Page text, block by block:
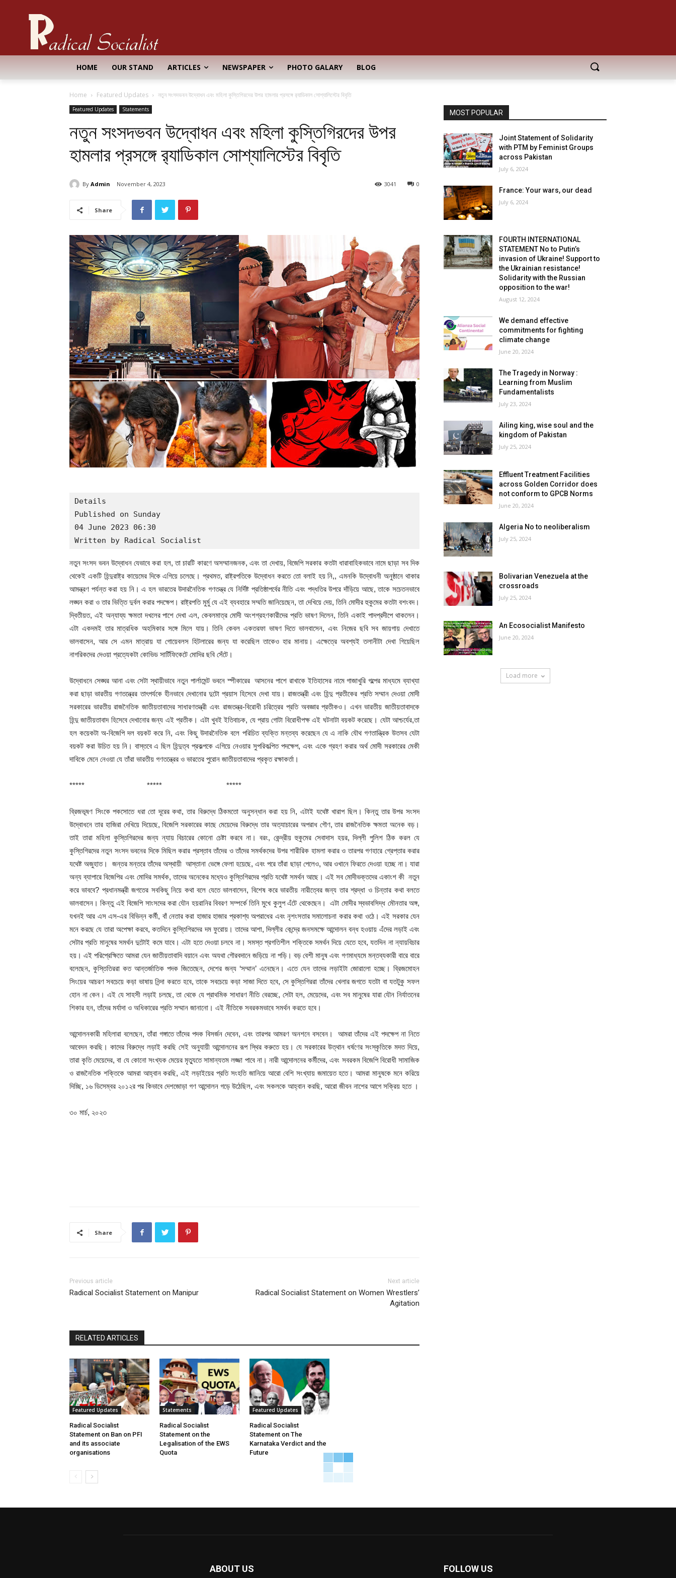
HOME OUR STAND ARTICLES NEWSPAPER PHOTO GALARY BLOG
Home Featured Updates নতুন সংসদভবন উদ্বোধন এবং মহিলা কুস্তিগিরদের উপর হামলার প্রসঙ্গে র‍্যাডিকাল সোশ্যালিস্টের বিবৃতি
Featured Updates Statements
নতুন সংসদভবন উদ্বোধন এবং মহিলা কুস্তিগিরদের উপর
হামলার প্রসঙ্গে র‍্যাডিকাল সোশ্যালিস্টের বিবৃতি
By Admin November 4, 2023 0
3041
Share
Details
Published on Sunday
04 June 2023 06:30
Written by Radical Socialist
নতুন সংসদ ভবন উদ্বোধন যেভাবে করা হল, তা চারটি কারণে অসম্মানজনক, এবং তা দেখায়, বিজেপি সরকার কতটা ধারাবাহিকভাবে নামে ছাড়া সব দিক
থেকেই একটি হিন্দুরাষ্ট্র কায়েমের দিকে এগিয়ে চলেছে। প্রথমত, রাষ্ট্রপতিকে উদ্বোধন করতে তো বলাই হয় নি,, এমনকি উদ্বোধনী অনুষ্ঠানে থাকার
আমন্ত্রণ পর্যন্ত করা হয় নি। এ হল ভারতের উদারনৈতিক গণতন্ত্র যে নির্দিষ্ট প্রতিষ্ঠাপর্বের নীতি এবং পদ্ধতির উপরে দাঁড়িয়ে আছে, তাকে সচেতনভাবে
লঙ্ঘন করা ও তার ভিত্তি দুর্বল করার পদক্ষেপ। রাষ্ট্রপতি মুর্মু যে এই ব্যবহারে সম্মতি জানিয়েছেন, তা দেখিয়ে দেয়, তিনি মোদীর হুকুমের কতটা বশংবদ।
দ্বিতীয়ত, এই অন্যায্য ক্ষমতা দখলের পাশে দেখা এল, কেবলমাত্র মোদী অংশগ্রহণকারীদের প্রতি ভাষণ দিলেন, তিনি একাই পাদপ্রদীপে থাকলেন।
এটা একদমই তার মাত্রধিক অহমিকার সঙ্গে মিলে যায়। তিনি কেবল একতরফা ভাষণ দিতে ভালবাসেন, এবং নিজের ছবি সব জায়গায় দেখাতে
ভালবাসেন, আর সে এমন মাত্রায় যা গোয়েবলস হিটলারের জন্য যা করেছিল তাকেও হার মানায়। এক্ষেত্রে অবশ্যই তলানীটা দেখা গিয়েছিল
নাগরিকদের দেওয়া প্রত্যেকটা কোভিড সার্টিফিকেটে মোদির ছবি সেঁটে।
উদ্বোধনে সেঙ্ঘর আনা এবং সেটা স্থায়ীভাবে নতুন পার্লামেন্ট ভবনে স্পীকারের আসনের পাশে রাখাকে ইতিহাসের নামে গাজাখুরি গল্পের মাধ্যমে ব্যাখ্যা
করা ছাড়া ভারতীয় গণতন্ত্রের তাৎপর্যকে হীনভাবে দেখানোর দুটো প্রয়াস হিসেবে দেখা যায়। রাজতন্ত্রী এবং হিন্দু প্রতীকের প্রতি সম্মান দেওয়া মোদী
সরকারের ভারতীয় রাজনৈতিক জাতীয়তাবাদের সাধারণতন্ত্রী এবং রাজতন্ত্র-বিরোধী চরিত্রের প্রতি অবজ্ঞার প্রতীকও। এখন ভারতীয় জাতীয়তাবাদকে
হিন্দু জাতীয়তাবাদ হিসেবে দেখানোর জন্য এই প্রতীক। এটা খুবই ইতিবাচক, যে প্রায় গোটা বিরোধীপক্ষ এই ঘটনাটা বয়কট করেছে। যেটা আশ্চর্যের,তা
হল কয়েকটা অ-বিজেপি দল বয়কট করে নি, এবং কিছু উদারনৈতিক বলে পরিচিত ব্যক্তি মন্তব্য করেছেন যে এ নাকি যৌথ গণতান্ত্রিক উতসব যেটা
বয়কট করা উচিত হয় নি। বাস্তবে এ ছিল হিন্দুত্ব প্রকল্পকে এগিয়ে নেওয়ার সুপরিকল্পিত পদক্ষেপ, এবং একে গ্রহণ করার অর্থ মোদী সরকারের মেকী
দাবিকে মেনে নেওয়া যে তাঁরা ভারতীয় গণতন্ত্রের ও ভারতের পুরোন জাতীয়তাবাদের প্রকৃত রক্ষাকর্তা।
***** ***** *****
ব্রিজভূষণ সিংকে পকসোতে ধরা তো দূরের কথা, তার বিরুদ্ধে ঠিকমতো অনুসন্ধান করা হয় নি, এটাই যথেষ্ট খারাপ ছিল। কিন্তু তার উপর সংসদ
উদ্বোধনে তার হাজিরা দেখিয়ে দিয়েছে, বিজেপি সরকারের কাছে মেয়েদের বিরুদ্ধে তার অত্যাচারের অপরাধ গৌণ, তার রাজনৈতিক ক্ষমতা অনেক বড়।
তাই তারা মহিলা কুস্তিগিরদের জন্য ন্যায় বিচারের কোনো চেষ্টা করবে না। বরং, কেন্দ্রীয় হুকুমের সেবাদাস হয়র, দিল্লী পুলিশ ঠিক করল যে
কুস্তিগিরদের নতুন সংসদ ভবনের দিকে মিছিল করার প্রস্তাব তাঁদের ও তাঁদের সমর্থকদের উপর শারীরিক হামলা করার ও তারপর গণহারে গ্রেপ্তার করার
যথেষ্ট অজুহাত। জন্তর মন্তরে তাঁদের অস্থায়ী আস্তানা ভেঙ্গে ফেলা হয়েছে, এবং পরে তাঁরা ছাড়া পেলেও, আর ওখানে ফিরতে দেওয়া হচ্ছে না। যারা
অন্য ব্যাপারে বিজেপির এবং মোদির সমর্থক, তাদের অনেকের মধ্যেও কুস্তিগিরদের প্রতি যথেষ্ট সমর্থন আছে। এই সব মোদীভক্তদের একাংশ কী নতুন
করে ভাববে? প্রধানমন্ত্রী জগতের সবকিছু নিয়ে কথা বলে যেতে ভালবাসেন, বিশেষ করে ভারতীয় নারীত্বের জন্য তার শ্রদ্ধা ও চিন্তার কথা বলতে
ভালবাসেন। কিন্তু এই বিজেপি সাংসদের করা যৌন হয়রানির বিবরণ সম্পর্কে তিনি মুখে কুলুপ এঁটে থেকেছেন। এটা মোদীর স্বভাবসিদ্ধ মৌনতার অঙ্গ,
যখনই আর এস এস-এর বিভিন্ন কর্মী, বাঁ নেতার করা হাজার হাজার প্রকাশ্য অপরাধের এবং নৃশংসতার সমালোচনা করার কথা ওঠে। এই সরকার যেন
মনে করছে যে তারা অপেক্ষা করবে, কতদিনে কুস্তিগিরদের দম ফুরোয়। তাদের আশা, দিল্লীর কেন্দ্রে জনসমক্ষে আন্দোলন বন্ধ হওয়ায় এঁদের লড়াই এবং
সেটার প্রতি মানুষের সমর্থন দুটোই কমে যাবে। এটা হতে দেওয়া চলবে না। সমস্ত প্রগতিশীল শক্তিকে সমর্থন দিয়ে যেতে হবে, যতদিন না ন্যায়বিচার
হয়। এই পরিপ্রেক্ষিতে আমরা যেন জাতীয়তাবাদি বয়ানে এবং অযথা গৌরবদানে জড়িয়ে না পড়ি। বড় বেশী মানুষ এবং গণমাধ্যমে মন্তব্যকারী বারে বারে
বলেছেন, কুস্তিতিররা কত আন্তর্জাতিক পদক জিতেছেন, দেশের জন্য ‘সম্মান’ এনেছেন। এতে যেন তাদের লড়াইটা জোরালো হচ্ছে। ব্রিজমোহন
সিংয়ের আচরণ সবচেয়ে কড়া ভাষায় নিন্দা করতে হবে, তাকে সবচেয়ে কড়া সাজা দিতে হবে, সে কুস্তিগিররা তাঁদের খেলার জগতে যতটা বা যতটুকু সফল
হোন না কেন। এই যে সাহসী লড়াই চলছে, তা থেকে যে প্রাথমিক সাধারণ নীতি বেরচ্ছে, সেটা হল, মেয়েদের, এবং সব মানুষের যারা যৌন নির্যাতনের
শিকার হন, তাঁদের মর্যাদা ও অধিকারের প্রতি সম্মান জানানো। এই নীতিকে সবরকমভাবে সমর্থন করতে হবে।
আন্দোলনকারী মহিলারা বলেছেন, তাঁরা গঙ্গাতে তাঁদের পদক বিসর্জন দেবেন, এবং তারপর আমরণ অনশনে বসবেন। আমরা তাঁদের এই পদক্ষেপ না নিতে
আবেদন করছি। কাদের বিরুদ্ধে লড়াই করছি সেই অনুযায়ী আন্দোলনের রূপ স্থির করুতে হয়। যে সরকারের উত্থান ধর্ষণের সংস্কৃতিকে মদত দিয়ে,
তারা কৃতি মেয়েদের, বা যে কোনো সংখ্যক মেয়ের মৃত্যুতে সামান্যতম লজ্জা পাবে না। নারী আন্দোলনের কর্মীদের, এবং সবরকম বিজেপি বিরোধী সামাজিক
ও রাজনৈতিক শক্তিকে আমরা আহ্বান করছি, এই লড়াইয়ের প্রতি সংহতি জানিয়ে আরো বেশি সংখ্যায় জমায়েত হতে। আমরা মানুষকে মনে করিয়ে
দিচ্ছি, ১৬ ডিসেম্বর ২০১২র পর কিভাবে দেশজোড়া গণ আন্দোলন গড়ে উঠেছিল, এবং সকলকে আহ্বান করছি, আরো জীবন নাশের আগে সক্রিয় হতে ।
৩০ মার্চ, ২০২৩
Share
Previous article
Radical Socialist Statement on Manipur
Next article
Radical Socialist Statement on Women Wrestlers’
Agitation
RELATED ARTICLES
Featured Updates
Radical Socialist
Statement on Ban on PFI
and its associate
organisations
Statements
Radical Socialist
Statement on the
Legalisation of the EWS
Quota
Featured Updates
Radical Socialist
Statement on The
Karnataka Verdict and the
Future
MOST POPULAR
Joint Statement of Solidarity
with PTM by Feminist Groups
across Pakistan
July 6, 2024
France: Your wars, our dead
July 6, 2024
FOURTH INTERNATIONAL
STATEMENT No to Putin’s
invasion of Ukraine! Support to
the Ukrainian resistance!
Solidarity with the Russian
opposition to the war!
August 12, 2024
We demand effective
commitments for fighting
climate change
June 20, 2024
The Tragedy in Norway :
Learning from Muslim
Fundamentalists
July 23, 2024
Ailing king, wise soul and the
kingdom of Pakistan
July 25, 2024
Effluent Treatment Facilities
across Golden Corridor does
not conform to GPCB Norms
June 20, 2024
Algeria No to neoliberalism
July 25, 2024
Bolivarian Venezuela at the
crossroads
July 25, 2024
An Ecosocialist Manifesto
June 20, 2024
Load more